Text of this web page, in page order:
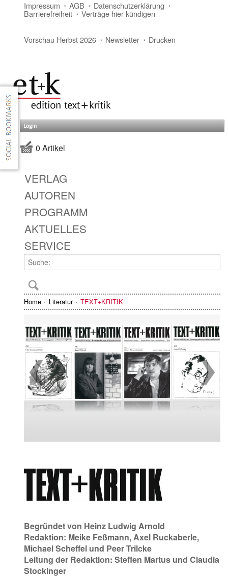
Impressum AGB Datenschutzerklärung
Barrierefreiheit Verträge hier kündigen
Vorschau Herbst 2026 Newsletter Drucken
Login
0 Artikel
VERLAG
AUTOREN
PROGRAMM
AKTUELLES
SERVICE
Home Literatur TEXT+KRITIK
Begründet von Heinz Ludwig Arnold
Redaktion: Meike Feßmann,Axel Ruckaberle,
Michael Scheffel und Peer Trilcke
Leitung der Redaktion: Steffen Martus und Claudia
Stockinger